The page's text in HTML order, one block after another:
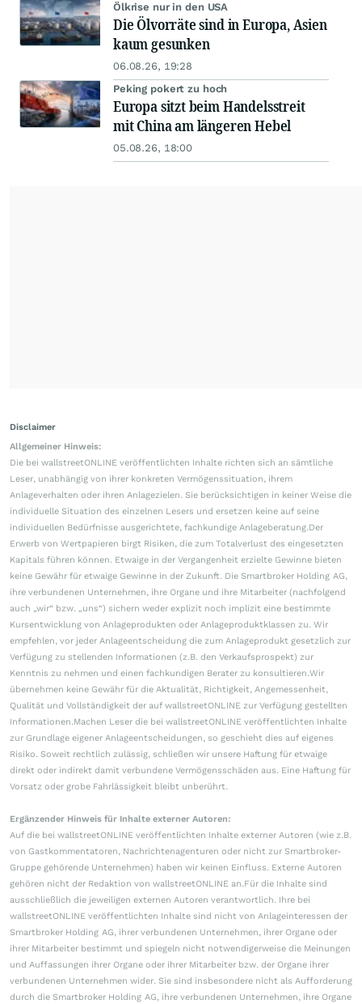
Ölkrise nur in den USA
Die Ölvorräte sind in Europa, Asien
kaum gesunken
06.08.26, 19:28
Peking pokert zu hoch
Europa sitzt beim Handelsstreit
mit China am längeren Hebel
05.08.26, 18:00
Disclaimer
Allgemeiner Hinweis:
Die bei wallstreetONLINE veröffentlichten Inhalte richten sich an sämtliche
Leser, unabhängig von ihrer konkreten Vermögenssituation, ihrem
Anlageverhalten oder ihren Anlagezielen. Sie berücksichtigen in keiner Weise die
individuelle Situation des einzelnen Lesers und ersetzen keine auf seine
individuellen Bedürfnisse ausgerichtete, fachkundige Anlageberatung.Der
Erwerb von Wertpapieren birgt Risiken, die zum Totalverlust des eingesetzten
Kapitals führen können. Etwaige in der Vergangenheit erzielte Gewinne bieten
keine Gewähr für etwaige Gewinne in der Zukunft. Die Smartbroker Holding AG,
ihre verbundenen Unternehmen, ihre Organe und ihre Mitarbeiter (nachfolgend
auch „wir“ bzw. „uns“) sichern weder explizit noch implizit eine bestimmte
Kursentwicklung von Anlageprodukten oder Anlageproduktklassen zu. Wir
empfehlen, vor jeder Anlageentscheidung die zum Anlageprodukt gesetzlich zur
Verfügung zu stellenden Informationen (z.B. den Verkaufsprospekt) zur
Kenntnis zu nehmen und einen fachkundigen Berater zu konsultieren.Wir
übernehmen keine Gewähr für die Aktualität, Richtigkeit, Angemessenheit,
Qualität und Vollständigkeit der auf wallstreetONLINE zur Verfügung gestellten
Informationen.Machen Leser die bei wallstreetONLINE veröffentlichten Inhalte
zur Grundlage eigener Anlageentscheidungen, so geschieht dies auf eigenes
Risiko. Soweit rechtlich zulässig, schließen wir unsere Haftung für etwaige
direkt oder indirekt damit verbundene Vermögensschäden aus. Eine Haftung für
Vorsatz oder grobe Fahrlässigkeit bleibt unberührt.
Ergänzender Hinweis für Inhalte externer Autoren:
Auf die bei wallstreetONLINE veröffentlichten Inhalte externer Autoren (wie z.B.
von Gastkommentatoren, Nachrichtenagenturen oder nicht zur Smartbroker-
Gruppe gehörende Unternehmen) haben wir keinen Einfluss. Externe Autoren
gehören nicht der Redaktion von wallstreetONLINE an.Für die Inhalte sind
ausschließlich die jeweiligen externen Autoren verantwortlich. Ihre bei
wallstreetONLINE veröffentlichten Inhalte sind nicht von Anlageinteressen der
Smartbroker Holding AG, ihrer verbundenen Unternehmen, ihrer Organe oder
ihrer Mitarbeiter bestimmt und spiegeln nicht notwendigerweise die Meinungen
und Auffassungen ihrer Organe oder ihrer Mitarbeiter bzw. der Organe ihrer
verbundenen Unternehmen wider. Sie sind insbesondere nicht als Aufforderung
durch die Smartbroker Holding AG, ihre verbundenen Unternehmen, ihre Organe